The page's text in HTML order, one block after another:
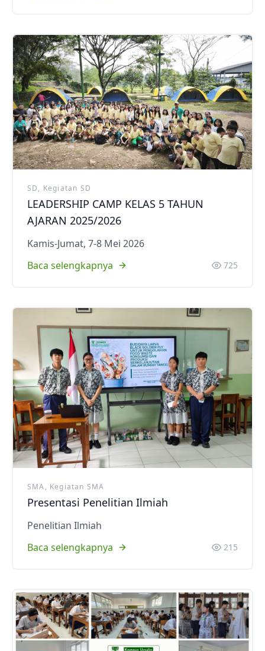
SD, Kegiatan SD
LEADERSHIP CAMP KELAS 5 TAHUN
AJARAN 2025/2026
Kamis-Jumat, 7-8 Mei 2026
Baca selengkapnya
725
SMA, Kegiatan SMA
Presentasi Penelitian Ilmiah
Penelitian Ilmiah
Baca selengkapnya
215